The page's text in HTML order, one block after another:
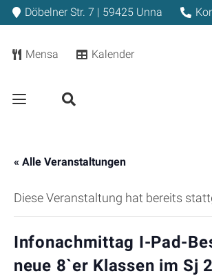
Döbelner Str. 7 | 59425 Unna
Mensa Kalender
« Alle Veranstaltungen
Diese Veranstaltung hat bereits
Infonachmittag I-Pad-
neue 8`er Klassen im Sj